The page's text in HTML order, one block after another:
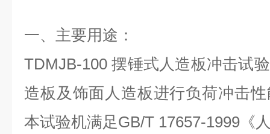
一、主要用途：
TDMJB-100 摆锤式人造板冲击试
造板及饰面人造板进行负荷冲击
本试验机满足GB/T 17657-1999《